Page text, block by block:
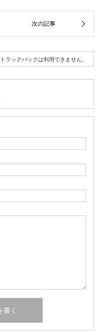
トラックバックは利用できません。